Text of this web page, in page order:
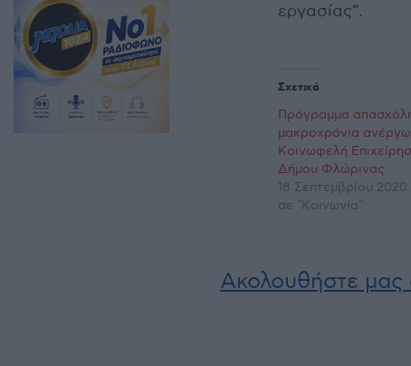
εργασίας”.
Σχετικά
Πρόγραμμα
μακροχρόνια
Κοινωφελή
Δήμου Φλώρινας
18 Σεπτεμβρίου
σε "Κοινωνία"
Ακολουθήστε μας